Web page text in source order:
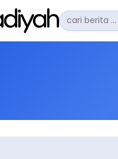
Pencarian
untuk: